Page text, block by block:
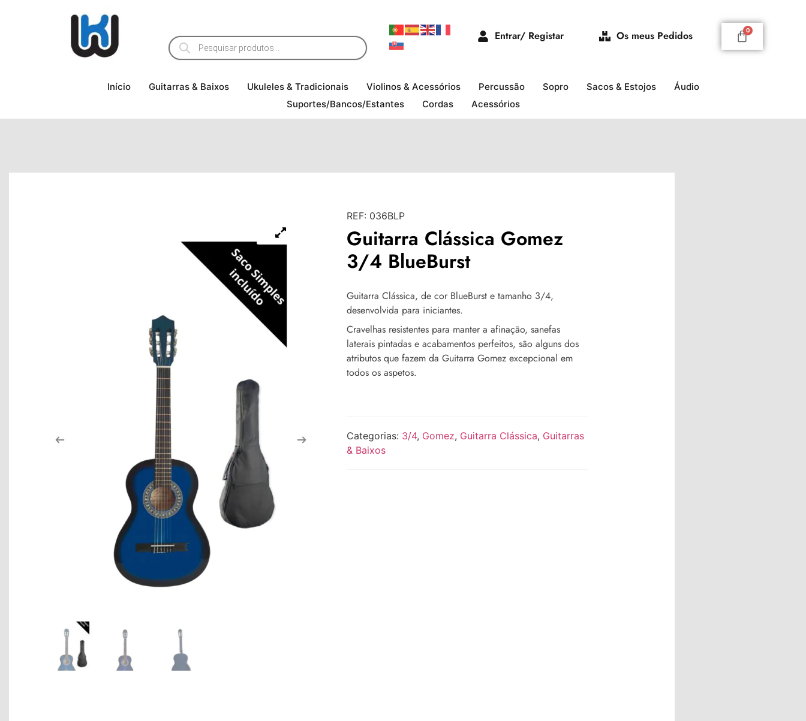
Entrar/ Registar Os meus Pedidos
Início Guitarras & Baixos Ukuleles & Tradicionais Violinos & Acessórios Percussão Sopro Sacos & Estojos
Áudio
Suportes/Bancos/Estantes
Cordas Acessórios
REF: 036BLP
Guitarra Clássica Gomez
3/4 BlueBurst
Guitarra Clássica, de cor BlueBurst e tamanho 3/4,
desenvolvida para iniciantes.
Cravelhas resistentes para manter a afinação, sanefas
laterais pintadas e acabamentos perfeitos, são alguns dos
atributos que fazem da Guitarra Gomez excepcional em
todos os aspetos.
Categorias: 3/4, Gomez, Guitarra Clássica, Guitarras
& Baixos